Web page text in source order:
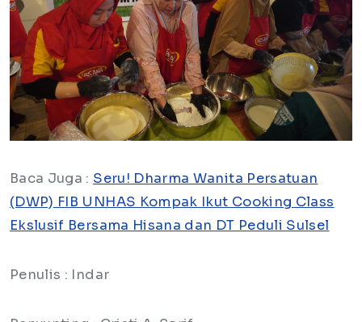
Baca Juga : Seru! Dharma Wanita Persatuan
(DWP) FIB UNHAS Kompak Ikut Cooking Class
Ekslusif Bersama Hisana dan DT Peduli Sulsel
Penulis : Indar